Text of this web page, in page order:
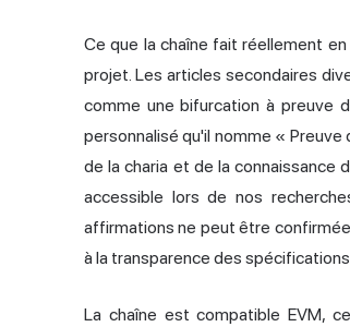
Ce que la chaîne fait réellement
projet. Les articles secondaires
comme une bifurcation à preuve
personnalisé qu'il nomme «
de la charia et de la connaissance
accessible lors de nos
affirmations ne peut être
à la transparence des
La chaîne est compatible EVM,